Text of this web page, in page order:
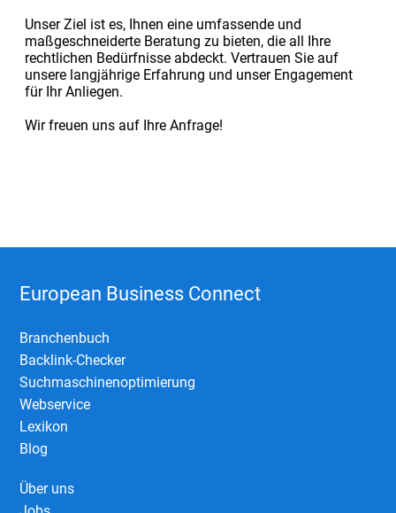
Unser Ziel ist es, Ihnen eine umfassende und
maßgeschneiderte Beratung zu bieten, die all Ihre
rechtlichen Bedürfnisse abdeckt. Vertrauen Sie auf
unsere langjährige Erfahrung und unser Engagement
für Ihr Anliegen.
Wir freuen uns auf Ihre Anfrage!
European Business Connect
Branchenbuch
Backlink-Checker
Suchmaschinenoptimierung
Webservice
Lexikon
Blog
Über uns